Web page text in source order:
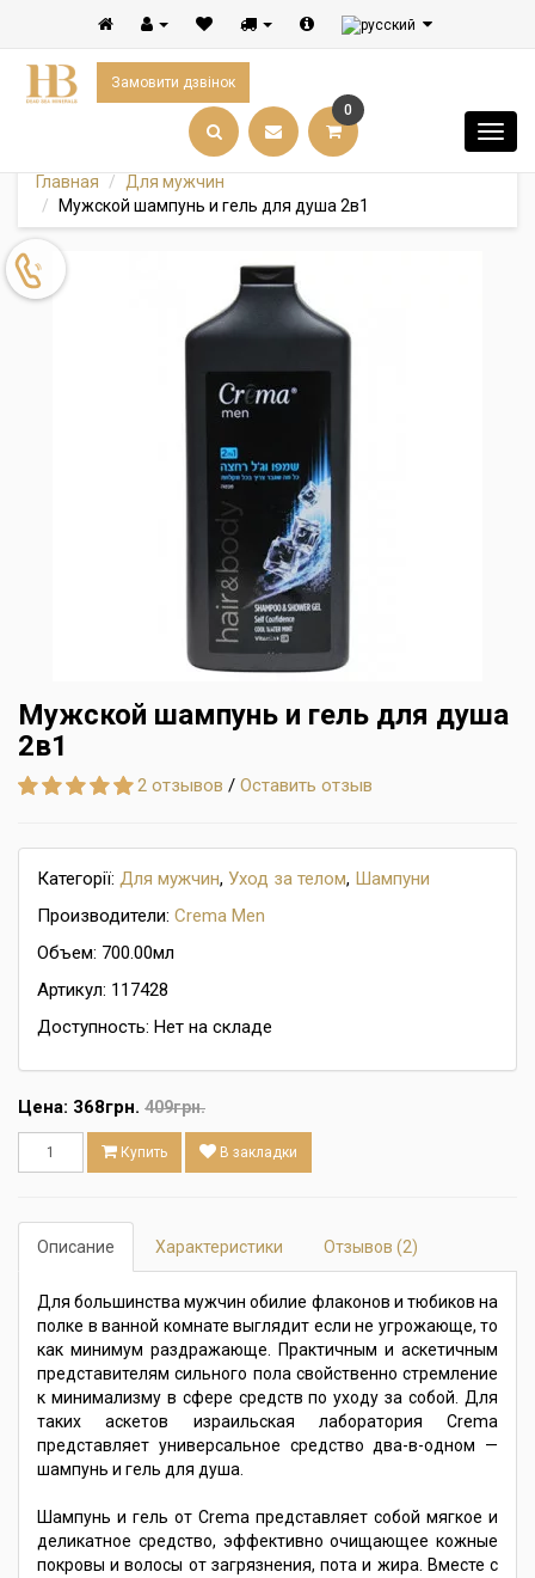
Замовити дзвінок
0
Главная
Для мужчин
Мужской шампунь и гель для душа 2в1
Мужской шампунь и гель для душа
2в1
2 отзывов / Оставить отзыв
Категорії: Для мужчин, Уход за телом, Шампуни
Производители: Crema Men
Объем: 700.00мл
Артикул: 117428
Доступность: Нет на складе
Цена: 368грн. 409грн.
Купить В закладки
Описание Характеристики Отзывов (2)
Для большинства мужчин обилие флаконов и тюбиков на
полке в ванной комнате выглядит если не угрожающе, то
как минимум раздражающе. Практичным и аскетичным
представителям сильного пола свойственно стремление
к минимализму в сфере средств по уходу за собой. Для
таких аскетов израильская лаборатория Crema
представляет универсальное средство два-в-одном —
шампунь и гель для душа.
Шампунь и гель от Crema представляет собой мягкое и
деликатное средство, эффективно очищающее кожные
покровы и волосы от загрязнения, пота и жира. Вместе с